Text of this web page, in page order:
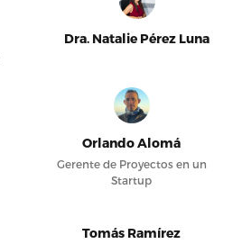
Dra. Natalie Pérez Luna
Orlando Alomá
Gerente de Proyectos en un
Startup
Tomás Ramírez